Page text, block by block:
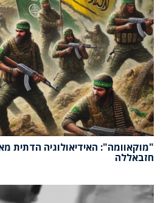
"מוקאוומה": האידיאולוגיה הדתית
חזבאללה